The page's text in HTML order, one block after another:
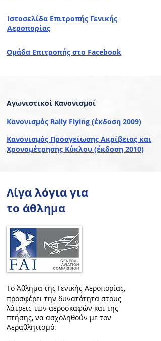
Ιστοσελίδα Επιτροπής Γενικής
Αεροπορίας
Ομάδα Επιτροπής στο Facebook
Κανονισμός Rally Flying (έκδοση 2009)
Κανονισμός Προσγείωσης Ακρίβειας και
Χρονομέτρησης Κύκλου (έκδοση 2010)
Αγωνιστικοί Κανονισμοί
Λίγα λόγια για
το άθλημα
Το Άθλημα της Γενικής Αεροπορίας,
προσφέρει την δυνατότητα στους
λάτρεις των αεροσκαφών και της
πτήσης, να ασχοληθούν με τον
Αεραθλητισμό.